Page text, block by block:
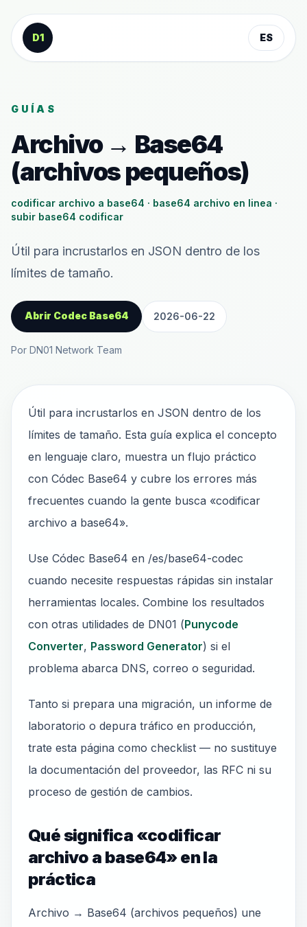
Saltar al contenido
D1
ES
GUÍAS
Archivo → Base64
(archivos pequeños)
codificar archivo a base64 · base64 archivo en linea ·
subir base64 codificar
Útil para incrustarlos en JSON dentro de los
límites de tamaño.
Abrir Codec Base64 2026-06-22
Por DN01 Network Team
Útil para incrustarlos en JSON dentro de los
límites de tamaño. Esta guía explica el concepto
en lenguaje claro, muestra un flujo práctico
con Códec Base64 y cubre los errores más
frecuentes cuando la gente busca «codificar
archivo a base64».
Use Códec Base64 en /es/base64-codec
cuando necesite respuestas rápidas sin instalar
herramientas locales. Combine los resultados
con otras utilidades de DN01 (Punycode
Converter, Password Generator) si el
problema abarca DNS, correo o seguridad.
Tanto si prepara una migración, un informe de
laboratorio o depura tráfico en producción,
trate esta página como checklist — no sustituye
la documentación del proveedor, las RFC ni su
proceso de gestión de cambios.
Qué significa «codificar
archivo a base64» en la
práctica
Archivo → Base64 (archivos pequeños) une